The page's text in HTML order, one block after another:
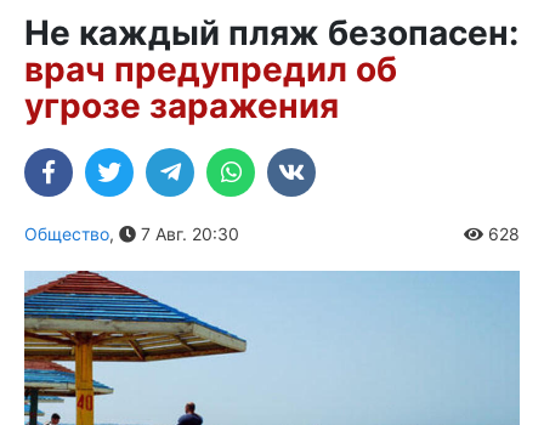
Не каждый пляж безопасен:
врач предупредил об
угрозе заражения
Общество, 7 Авг. 20:30 628